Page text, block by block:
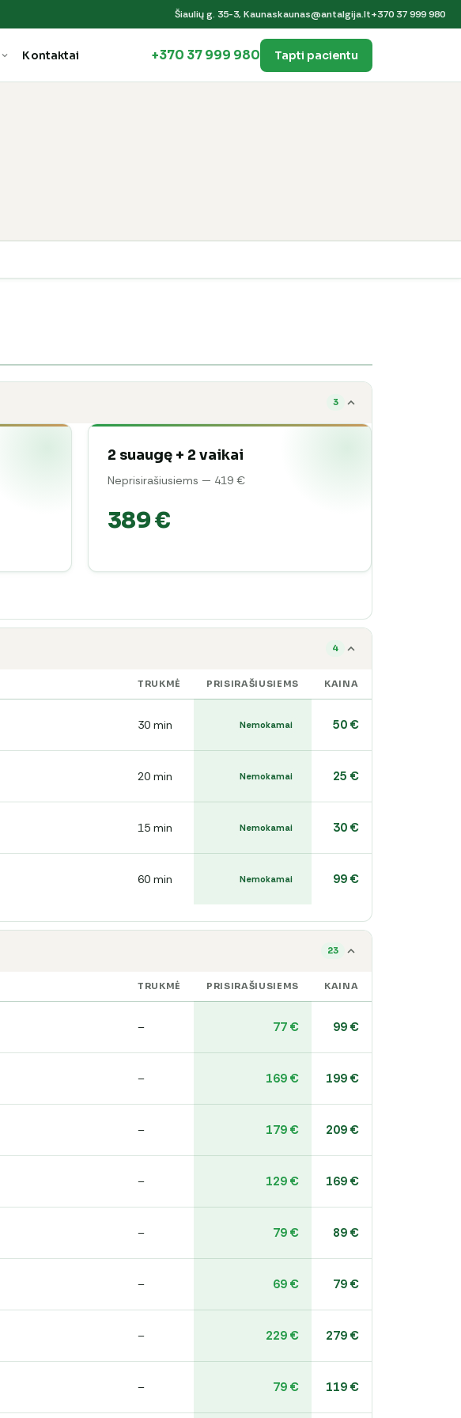
Šiaulių g. 35-3, Kaunaskaunas@antalgija.lt+370 37 999 980
Kontaktai +370 37 999 980 Tapti pacientu
3
2 suaugę + 2 vaikai
Neprisirašiusiems — 419 €
389 €
4
TRUKMĖ PRISIRAŠIUSIEMS KAINA
30 min Nemokamai 50 €
20 min Nemokamai 25 €
15 min Nemokamai 30 €
60 min Nemokamai 99 €
23
TRUKMĖ PRISIRAŠIUSIEMS KAINA
– 77 € 99 €
– 169 € 199 €
– 179 € 209 €
– 129 € 169 €
– 79 € 89 €
– 69 € 79 €
– 229 € 279 €
– 79 € 119 €